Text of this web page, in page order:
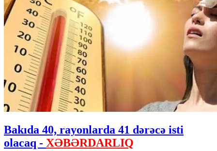
Bakıda 40, rayonlarda 41 dərəcə isti
olacaq - XƏBƏRDARLIQ